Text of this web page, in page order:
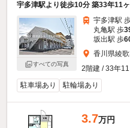
宇多津駅より徒歩10分 築33年11
すべての写真
宇多津駅
丸亀駅 歩
坂出駅 歩
香川県綾
2階建 / 33年
駐車場あり
駐輪場あり
3.7万円